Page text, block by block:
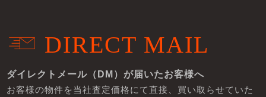
DIRECT MAIL
ダイレクトメール（DM）が届いたお客様へ
お客様の物件を当社査定価格にて直接、買い取らせていた